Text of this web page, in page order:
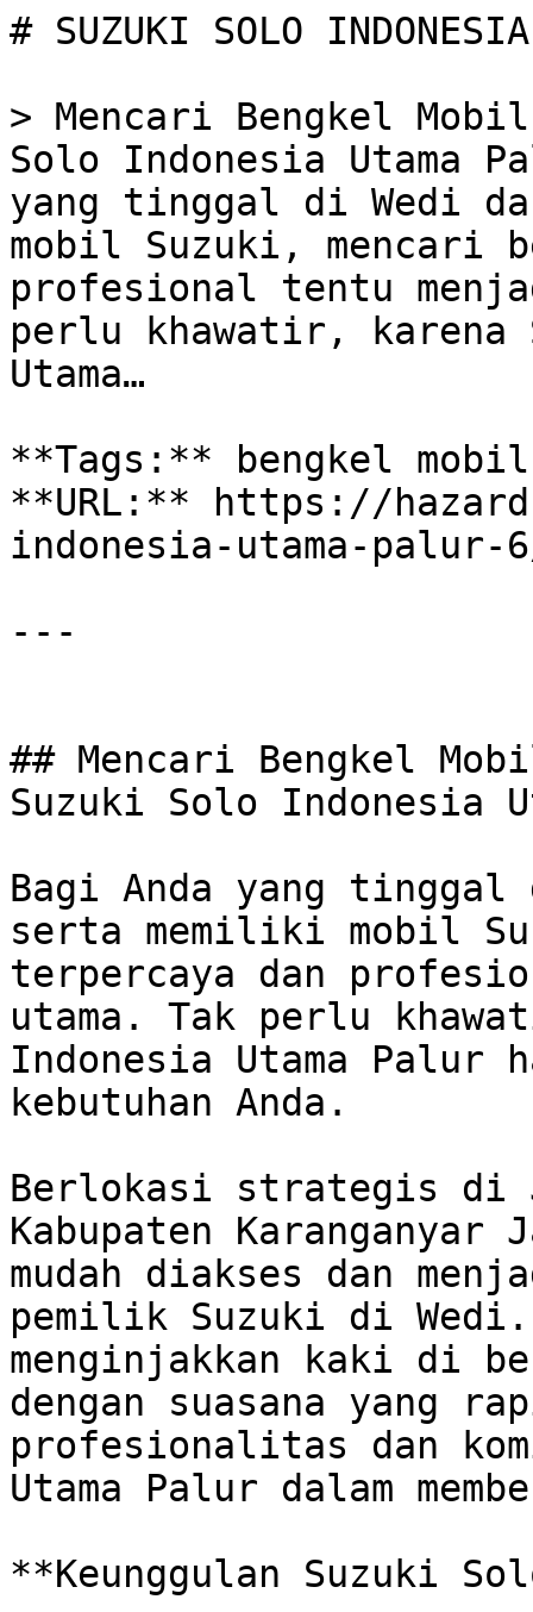
# SUZUKI SOLO
> Mencari Bengkel
Solo Indonesia Utama
yang tinggal di Wedi
mobil Suzuki, mencari
profesional tentu
perlu khawatir, karena
Utama…
**Tags:** bengkel
**URL:** https://
indonesia-utama-palur-
---
## Mencari Bengkel
Suzuki Solo Indonesia
Bagi Anda yang
serta memiliki mobil
terpercaya dan
utama. Tak perlu
Indonesia Utama Palur
kebutuhan Anda.
Berlokasi strategis di
Kabupaten Karanganyar
mudah diakses dan
pemilik Suzuki di
menginjakkan kaki di
dengan suasana yang
profesionalitas dan
Utama Palur dalam
**Keunggulan Suzuki